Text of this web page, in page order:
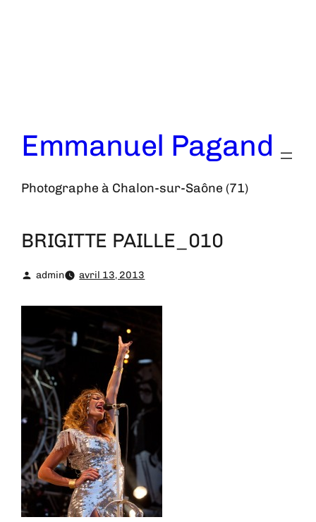
Emmanuel Pagand
Photographe à Chalon-sur-Saône (71)
BRIGITTE PAILLE_010
admin avril 13, 2013